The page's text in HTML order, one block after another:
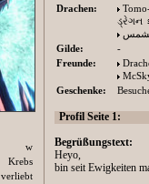
Drachen:
ડ્રેગન
Gilde:
-
Freunde:
Geschenke:
Profil Seite 1:
Begrüßungstext:
Heyo,
bin seit Ewigkeiten
w
Krebs
verliebt